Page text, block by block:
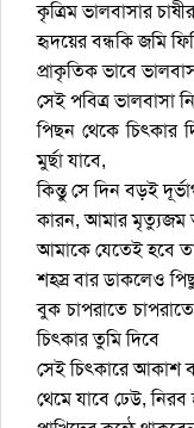
কৃত্রিম ভালবাসার
হৃদয়ের বন্ধকি জমি
প্রাকৃতিক ভাবে
সেই পবিত্র ভালবাসা
পিছন থেকে চিৎকার
মুর্ছা যাবে,
কিন্তু সে দিন বড়ই
কারন, আমার মৃত্যুজম
আমাকে যেতেই হবে
শহস্র বার ডাকলেও
বুক চাপরাতে
চিৎকার তুমি দিবে
সেই চিৎকারে আকাশ
থেমে যাবে ঢেউ,